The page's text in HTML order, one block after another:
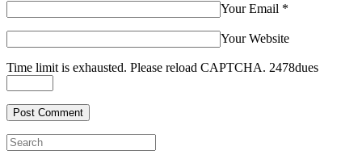
Your Email *
Your Website
Time limit is exhausted. Please reload CAPTCHA. 2478dues